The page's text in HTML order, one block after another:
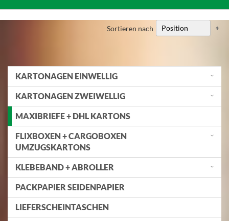
Sortieren nach
KARTONAGEN EINWELLIG
KARTONAGEN ZWEIWELLIG
MAXIBRIEFE + DHL KARTONS
FLIXBOXEN + CARGOBOXEN
UMZUGSKARTONS
KLEBEBAND + ABROLLER
PACKPAPIER SEIDENPAPIER
LIEFERSCHEINTASCHEN